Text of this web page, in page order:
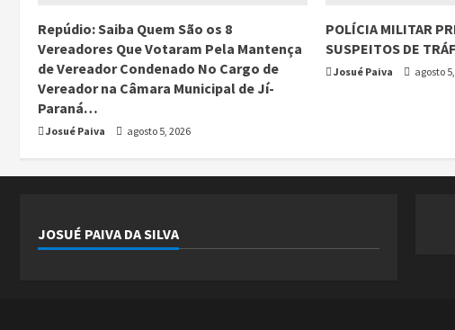
Repúdio: Saiba Quem São os 8
Vereadores Que Votaram Pela Mantença
de Vereador Condenado No Cargo de
Vereador na Câmara Municipal de Jí-
Paraná…
Josué Paiva agosto 5, 2026
POLÍCIA MILITAR
SUSPEITOS DE
Josué Paiva agosto
JOSUÉ PAIVA DA SILVA